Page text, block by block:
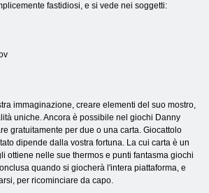
fastidiosi, e si vede nei soggetti:
immaginazione, creare elementi del suo mostro,
uniche. Ancora è possibile nel giochi Danny
gratuitamente per due o una carta. Giocattolo
dipende dalla vostra fortuna. La cui carta è un
ottiene nelle sue thermos e punti fantasma giochi
quando si giocherà l'intera piattaforma, e
per ricominciare da capo.